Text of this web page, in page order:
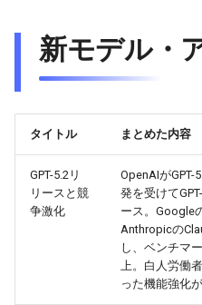
2026-06-22
2026-06-21
2026-06-20
2026-06-19
新モデル・
タイトル まとめた内容
GPT-5.2リ
リースと競
争激化
OpenAIがGPT-
発を受けて
ース。Google
Anthropicの
し、ベンチマ
上。白人労働
った機能強化が